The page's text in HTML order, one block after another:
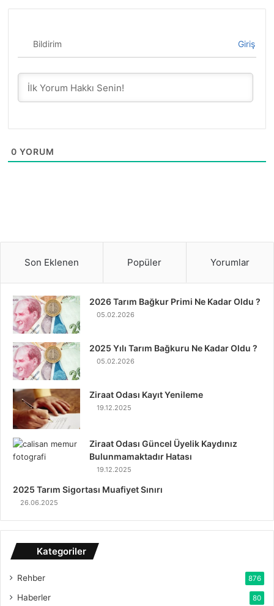
Bildirim Giriş
0 YORUM
Son Eklenen Popüler Yorumlar
2026 Tarım Bağkur Primi Ne Kadar Oldu ?
05.02.2026
2025 Yılı Tarım Bağkuru Ne Kadar Oldu ?
05.02.2026
Ziraat Odası Kayıt Yenileme
19.12.2025
Ziraat Odası Güncel Üyelik Kaydınız
Bulunmamaktadır Hatası
19.12.2025
2025 Tarım Sigortası Muafiyet Sınırı
26.06.2025
Kategoriler
Rehber 876
Haberler 80